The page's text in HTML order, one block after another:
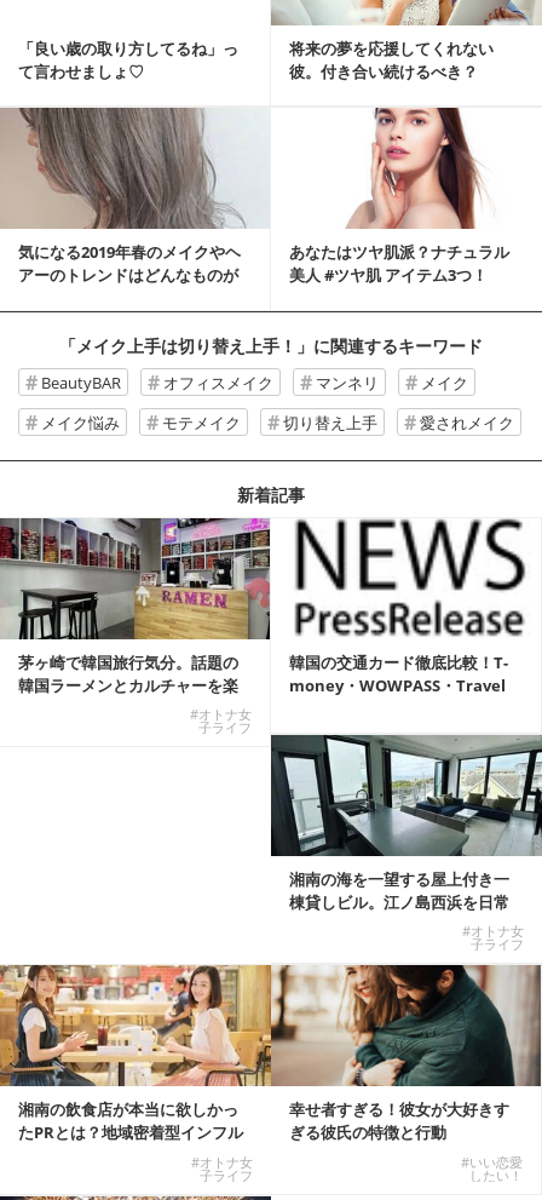
「良い歳の取り方してるね」っ
て言わせましょ♡
将来の夢を応援してくれない
彼。付き合い続けるべき？
気になる2019年春のメイクやヘ
アーのトレンドはどんなものが
あなたはツヤ肌派？ナチュラル
美人 #ツヤ肌 アイテム3つ！
「メイク上手は切り替え上手！」 に関連するキーワード
BeautyBAR オフィスメイク マンネリ
メイク
メイク悩み
モテメイク 切り替え上手 愛されメイク
新着記事
茅ヶ崎で韓国旅行気分。話題の
韓国ラーメンとカルチャーを楽
#オトナ女
子ライフ
韓国の交通カード徹底比較！T-
money・WOWPASS・Travel
湘南の海を一望する屋上付き一
棟貸しビル。江ノ島西浜を日常
#オトナ女
子ライフ
湘南の飲食店が本当に欲しかっ
たPRとは？地域密着型インフル
#オトナ女
子ライフ
幸せ者すぎる！彼女が大好きす
ぎる彼氏の特徴と行動
#いい恋愛
したい！